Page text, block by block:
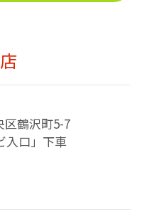
鶴沢町5-7
入口」下車